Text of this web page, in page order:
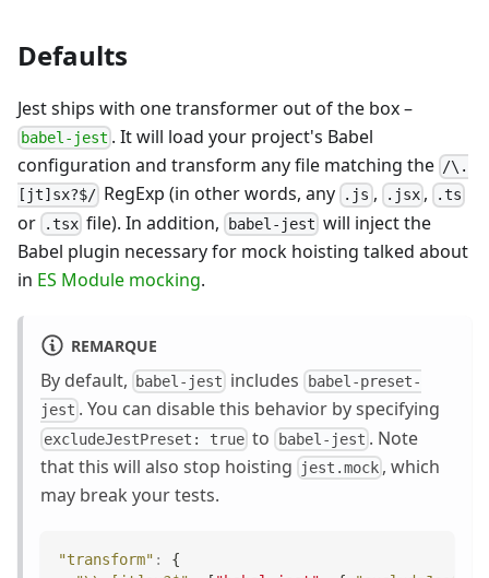
Defaults
Jest ships with one transformer out of the box –
babel-jest . It will load your project's Babel
configuration and transform any file matching the /\.
[jt]sx?$/ RegExp (in other words, any .js , .jsx, .ts
or .tsx file). In addition, babel-jest will inject the
Babel plugin necessary for mock hoisting talked about
in ES Module mocking.
REMARQUE
By default, babel-jest includes babel-preset-
jest . You can disable this behavior by specifying
excludeJestPreset: true to babel-jest . Note
that this will also stop hoisting
jest.mock , which
may break your tests.
"transform" :
{